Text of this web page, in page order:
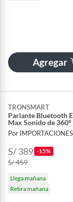
Agregar
TRONSMART
Parlante Bluetooth
Max Sonido de
Por
S/ 389 -15%
S/ 459
Llega mañana
Retira mañana